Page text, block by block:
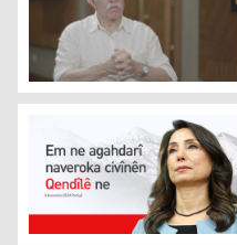
Cengîz Çandar: